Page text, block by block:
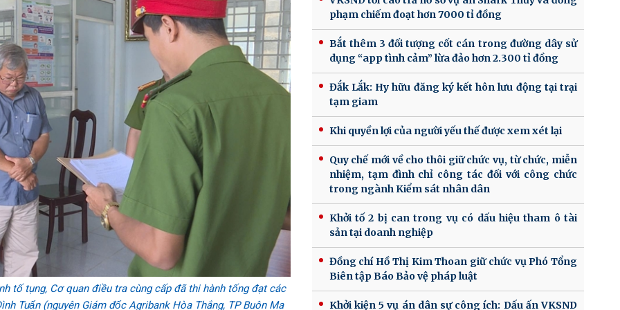
tố tụng, Cơ quan điều tra cùng cấp đã thi hành tống đạt các
Tuấn (nguyên Giám đốc Agribank Hòa Thắng, TP Buôn Ma
phạm chiếm đoạt hơn 7000 tỉ đồng
Bắt thêm 3 đối tượng cốt cán trong đường dây sử
dụng “app tình cảm” lừa đảo hơn 2.300 tỉ đồng
Đắk Lắk: Hy hữu đăng ký kết hôn lưu động tại trại
tạm giam
Khi quyền lợi của người yếu thế được xem xét lại
Quy chế mới về cho thôi giữ chức vụ, từ chức, miễn
nhiệm, tạm đình chỉ công tác đối với công chức
trong ngành Kiểm sát nhân dân
Khởi tố 2 bị can trong vụ có dấu hiệu tham ô tài
sản tại doanh nghiệp
Đồng chí Hồ Thị Kim Thoan giữ chức vụ Phó Tổng
Biên tập Báo Bảo vệ pháp luật
Khởi kiện 5 vụ án dân sự công ích: Dấu ấn VKSND